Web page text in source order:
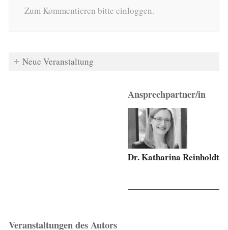
Zum Kommentieren bitte einloggen.
Neue Veranstaltung
Ansprechpartner/in
Dr. Katharina Reinholdt
Veranstaltungen des Autors